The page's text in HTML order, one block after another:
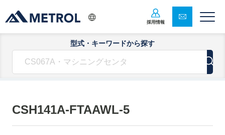
採用情報
型式・キーワードから探す
CSH141A-FTAAWL-5